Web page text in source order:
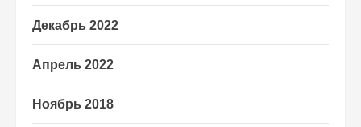
Декабрь 2022
Апрель 2022
Ноябрь 2018